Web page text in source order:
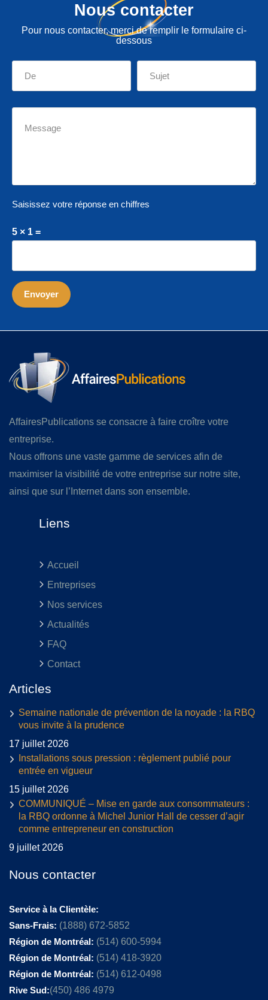
Nous contacter
Pour nous contacter, merci de remplir le formulaire ci-
dessous
Saisissez votre réponse en chiffres
5 × 1 =
AffairesPublications se consacre à faire croître votre
entreprise.
Nous offrons une vaste gamme de services afin de
maximiser la visibilité de votre entreprise sur notre site,
ainsi que sur l’Internet dans son ensemble.
Liens
Accueil
Entreprises
Nos services
Actualités
FAQ
Contact
Articles
Semaine nationale de prévention de la noyade : la RBQ
vous invite à la prudence
17 juillet 2026
Installations sous pression : règlement publié pour
entrée en vigueur
15 juillet 2026
COMMUNIQUÉ – Mise en garde aux consommateurs :
la RBQ ordonne à Michel Junior Hall de cesser d’agir
comme entrepreneur en construction
9 juillet 2026
Nous contacter
Service à la Clientèle:
Sans-Frais: (1888) 672-5852
Région de Montréal: (514) 600-5994
Région de Montréal: (514) 418-3920
Région de Montréal: (514) 612-0498
Rive Sud:(450) 486 4979